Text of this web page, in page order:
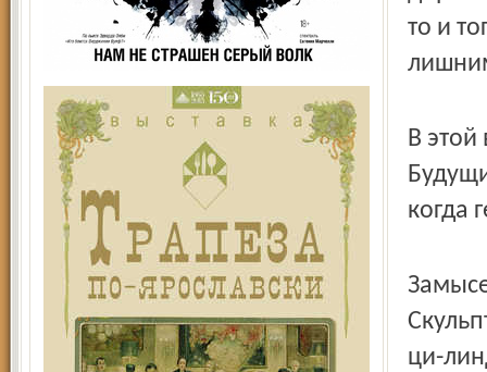
то и
В этой
когда
ци-